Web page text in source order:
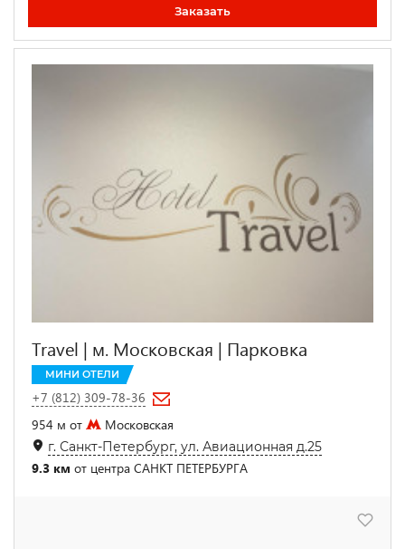
Заказать
Travel | м. Московская | Парковка
МИНИ ОТЕЛИ
+7 (812) 309-78-36
954 м от
Московская
г. Санкт-Петербург, ул. Авиационная д.25
9.3 км от центра САНКТ ПЕТЕРБУРГА